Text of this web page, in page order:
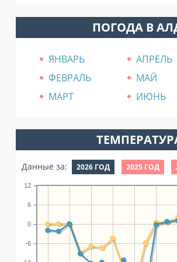
ПОГОДА В
ЯНВАРЬ
АПРЕЛЬ
ФЕВРАЛЬ
МАЙ
МАРТ
ИЮНЬ
Данные за: 2026 ГОД 2025 ГОД
-6
0
6
12